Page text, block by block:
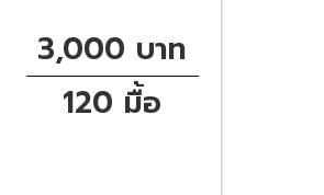
3,000 บาท
120 มื้อ